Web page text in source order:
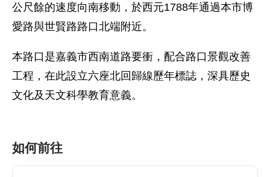
公尺餘的速度向南移動，於西元1788年通過本市博
愛路與世賢路路口北端附近。
本路口是嘉義市西南道路要衝，配合路口景觀改善
工程，在此設立六座北回歸線歷年標誌，深具歷史
文化及天文科學教育意義。
如何前往